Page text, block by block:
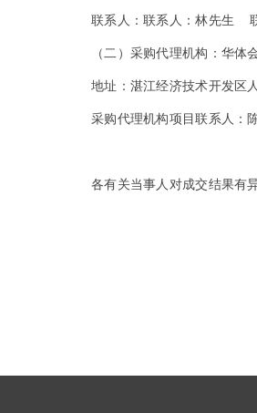
联系人：联系人：林先生
（二）采购代理机构：华体
地址：湛江经济技术开发区
采购代理机构项目联系人：
各有关当事人对成交结果有